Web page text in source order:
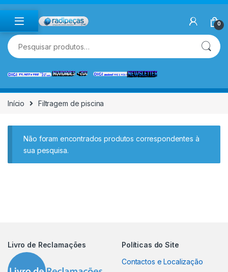
Skip to navigation
Skip to content
0
Pesquisar por:
Início Filtragem de piscina
Não foram encontrados produtos correspondentes à
sua pesquisa.
Livro de Reclamações
Políticas do Site
Contactos e Localização